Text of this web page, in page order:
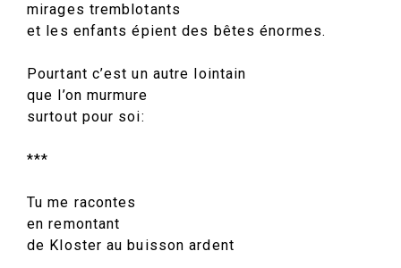
mirages tremblotants
et les enfants épient des bêtes énormes.
Pourtant c’est un autre lointain
que l’on murmure
surtout pour soi:
***
Tu me racontes
en remontant
de Kloster au buisson ardent